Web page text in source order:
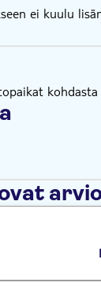
ei kuulu